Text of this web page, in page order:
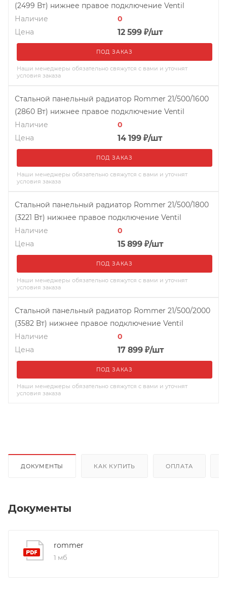
(2499 Вт) нижнее правое подключение Ventil
Наличие
0
Цена
12 599 ₽/шт
ПОД ЗАКАЗ
Наши менеджеры обязательно свяжутся с вами и уточнят
условия заказа
Стальной панельный радиатор Rommer 21/500/1600
(2860 Вт) нижнее правое подключение Ventil
Наличие
0
Цена
14 199 ₽/шт
ПОД ЗАКАЗ
Наши менеджеры обязательно свяжутся с вами и уточнят
условия заказа
Стальной панельный радиатор Rommer 21/500/1800
(3221 Вт) нижнее правое подключение Ventil
Наличие
0
Цена
15 899 ₽/шт
ПОД ЗАКАЗ
Наши менеджеры обязательно свяжутся с вами и уточнят
условия заказа
Стальной панельный радиатор Rommer 21/500/2000
(3582 Вт) нижнее правое подключение Ventil
Наличие
0
Цена
17 899 ₽/шт
ПОД ЗАКАЗ
Наши менеджеры обязательно свяжутся с вами и уточнят
условия заказа
ДОКУМЕНТЫ КАК КУПИТЬ ОПЛАТА
Документы
rommer
1 мб